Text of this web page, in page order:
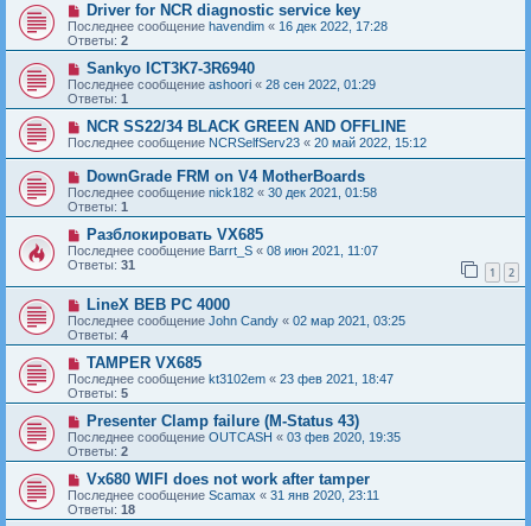
Driver for NCR diagnostic service key
Последнее сообщение havendim « 16 дек 2022, 17:28
Ответы: 2
Sankyo ICT3K7-3R6940
Последнее сообщение ashoori « 28 сен 2022, 01:29
Ответы: 1
NCR SS22/34 BLACK GREEN AND OFFLINE
Последнее сообщение NCRSelfServ23 « 20 май 2022, 15:12
DownGrade FRM on V4 MotherBoards
Последнее сообщение nick182 « 30 дек 2021, 01:58
Ответы: 1
Разблокировать VX685
Последнее сообщение Barrt_S « 08 июн 2021, 11:07
Ответы: 31 1 2
LineX BEB PC 4000
Последнее сообщение John Candy « 02 мар 2021, 03:25
Ответы: 4
TAMPER VX685
Последнее сообщение kt3102em « 23 фев 2021, 18:47
Ответы: 5
Presenter Clamp failure (M-Status 43)
Последнее сообщение OUTCASH « 03 фев 2020, 19:35
Ответы: 2
Vx680 WIFI does not work after tamper
Последнее сообщение Scamax « 31 янв 2020, 23:11
Ответы: 18